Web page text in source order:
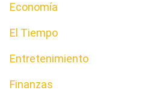
Economía
El Tiempo
Entretenimiento
Finanzas